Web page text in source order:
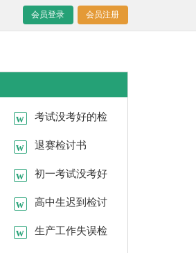
会员登录 会员注册
考试没考好的检
讨书通用15篇
退赛检讨书
初一考试没考好
检讨书高中生迟到检讨
书 生产工作失误检